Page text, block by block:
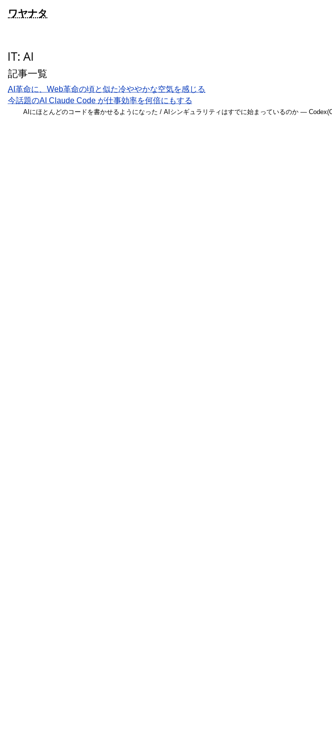
ワヤナタ
IT: AI
記事一覧
AI革命に、Web革命の頃と似た冷ややかな空気を感じる
今話題のAI Claude Code が仕事効率を何倍にもする
AIにほとんどのコードを書かせるようになった / AIシンギュラリティはすでに始まっているのか ―